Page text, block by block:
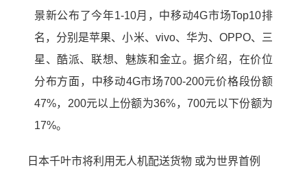
景新公布了今年1-10月，中移动4G市场Top10排
名，分别是苹果、小米、vivo、华为、OPPO、三
星、酷派、联想、魅族和金立。据介绍，在价位
分布方面，中移动4G市场700-200元价格段份额
47%，200元以上份额为36%，700元以下份额为
17%。
日本千叶市将利用无人机配送货物 或为世界首例